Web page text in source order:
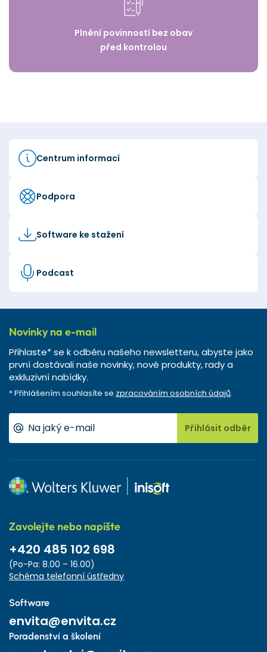
Plnění povinností bez obav
před kontrolou
Centrum informací
Podpora
Software ke stažení
Podcast
Novinky na e-mail
Přihlaste* se k odběru našeho newsletteru, abyste jako
první dostávali naše novinky, nové produkty, rady a
exkluzivní nabídky.
* Přihlášením souhlasíte se zpracováním osobních údajů.
Přihlásit odběr
Zavolejte nebo napište
+420 485 102 698
(Po-Pa: 8.00 – 16.00)
Schéma telefonní ústředny
Software
envita@envita.cz
Poradenství a školení